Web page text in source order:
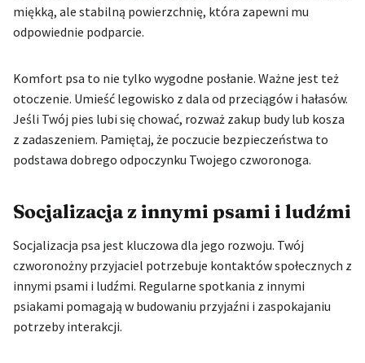
miękką, ale stabilną powierzchnię, która zapewni mu
odpowiednie podparcie.
Komfort psa to nie tylko wygodne posłanie. Ważne jest też
otoczenie. Umieść legowisko z dala od przeciągów i hałasów.
Jeśli Twój pies lubi się chować, rozważ zakup budy lub kosza
z zadaszeniem. Pamiętaj, że poczucie bezpieczeństwa to
podstawa dobrego odpoczynku Twojego czworonoga.
Socjalizacja z innymi psami i ludźmi
Socjalizacja psa jest kluczowa dla jego rozwoju. Twój
czworonożny przyjaciel potrzebuje kontaktów społecznych z
innymi psami i ludźmi. Regularne spotkania z innymi
psiakami pomagają w budowaniu przyjaźni i zaspokajaniu
potrzeby interakcji.